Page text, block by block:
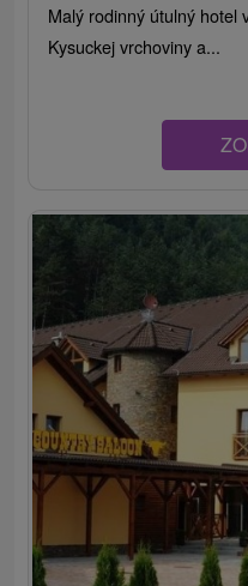
Malý rodinný útulný hotel
Kysuckej vrchoviny a...